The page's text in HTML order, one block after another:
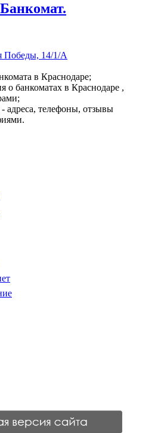
Победы, 14/1/А
в Краснодаре;
о банкоматах в Краснодаре ,
адреса, телефоны, отзывы